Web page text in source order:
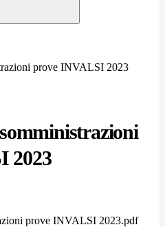
prove INVALSI 2023
2023
prove INVALSI 2023.pdf